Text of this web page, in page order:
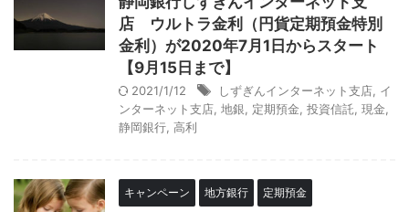
店 ウルトラ金利（円貨定期預金特別
金利）が2020年7月1日からスタート
【9月15日まで】
2021/1/12 しずぎんインターネット支店 イ
ンターネット支店 地銀 定期預金 投資信託 現金
静岡銀行 高利
キャンペーン 地方銀行 定期預金